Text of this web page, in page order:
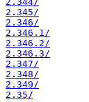
2.345/
2.346/
2.346.1/
2.346.2/
2.346.3/
2.347/
2.348/
2.349/
2.35/